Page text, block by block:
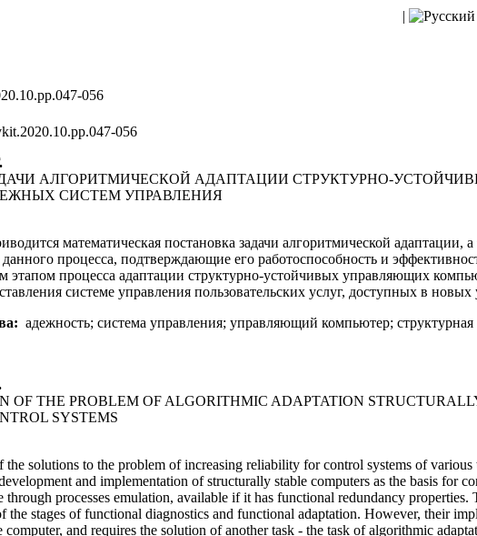
|
056
056
АЛГОРИТМИЧЕСКОЙ АДАПТАЦИИ СТРУКТУРНО-
СИСТЕМ УПРАВЛЕНИЯ
математическая постановка задачи алгоритмической адаптации,
процесса, подтверждающие его работоспособность и
этапом процесса адаптации структурно-устойчивых управляющих
системе управления пользовательских услуг, доступных в новых
адежность; система управления; управляющий компьютер; структурная
OF THE PROBLEM OF ALGORITHMIC ADAPTATION
SYSTEMS
the solutions to the problem of increasing reliability for control systems of
and implementation of structurally stable computers as the basis for
through processes emulation, available if it has functional redundancy properties.
the stages of functional diagnostics and functional adaptation. However, their
computer, and requires the solution of another task - the task of algorithmic